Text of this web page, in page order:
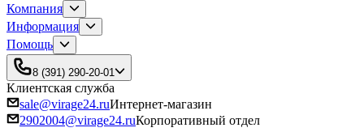
Компания
Информация
Помощь
8 (391) 290-20-01
Клиентская служба
sale@virage24.ruИнтернет-магазин
2902004@virage24.ruКорпоративный отдел